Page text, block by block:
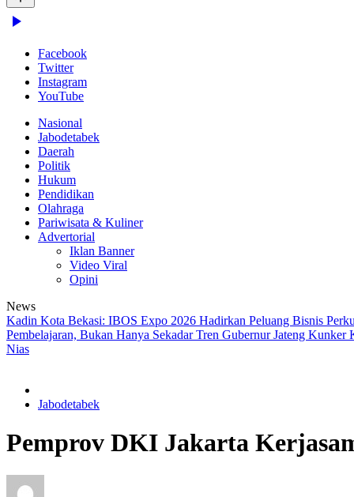
Facebook
Twitter
Instagram
YouTube
Nasional
Jabodetabek
Daerah
Politik
Hukum
Pendidikan
Olahraga
Pariwisata & Kuliner
Advertorial
Iklan Banner
Video Viral
Opini
News
Kadin Kota Bekasi: IBOS Expo 2026 Hadirkan Peluang Bisnis
Pembelajaran, Bukan Hanya Sekadar Tren Gubernur Jateng Kunker
Nias
Jabodetabek
Pemprov DKI Jakarta